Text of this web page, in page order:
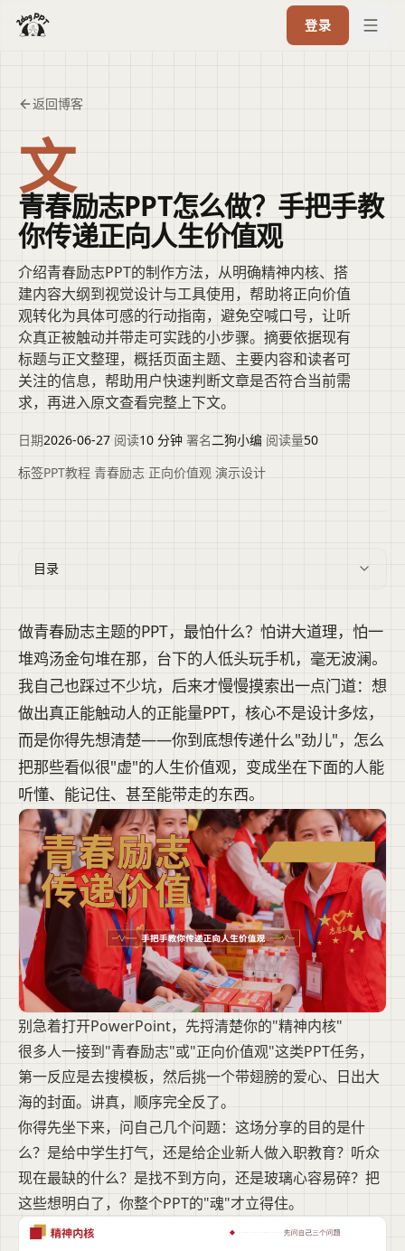
登录
返回博客
文
青春励志PPT怎么做？手把手教
你传递正向人生价值观
介绍青春励志PPT的制作方法，从明确精神内核、搭
建内容大纲到视觉设计与工具使用，帮助将正向价值
观转化为具体可感的行动指南，避免空喊口号，让听
众真正被触动并带走可实践的小步骤。摘要依据现有
标题与正文整理，概括页面主题、主要内容和读者可
关注的信息，帮助用户快速判断文章是否符合当前需
求，再进入原文查看完整上下文。
日期2026-06-27 阅读10 分钟 署名二狗小编 阅读量50
标签PPT教程 青春励志 正向价值观 演示设计
目录
做青春励志主题的PPT，最怕什么？怕讲大道理，怕一
堆鸡汤金句堆在那，台下的人低头玩手机，毫无波澜。
我自己也踩过不少坑，后来才慢慢摸索出一点门道：想
做出真正能触动人的正能量PPT，核心不是设计多炫，
而是你得先想清楚——你到底想传递什么"劲儿"，怎么
把那些看似很"虚"的人生价值观，变成坐在下面的人能
听懂、能记住、甚至能带走的东西。
别急着打开PowerPoint，先捋清楚你的"精神内核"
很多人一接到"青春励志"或"正向价值观"这类PPT任务，
第一反应是去搜模板，然后挑一个带翅膀的爱心、日出大
海的封面。讲真，顺序完全反了。
你得先坐下来，问自己几个问题：这场分享的目的是什
么？是给中学生打气，还是给企业新人做入职教育？听众
现在最缺的什么？是找不到方向，还是玻璃心容易碎？把
这些想明白了，你整个PPT的"魂"才立得住。